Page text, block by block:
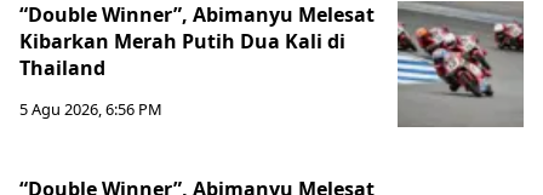
“Double Winner”, Abimanyu Melesat
Kibarkan Merah Putih Dua Kali di
Thailand
5 Agu 2026, 6:56 PM
“Double Winner”, Abimanyu Melesat